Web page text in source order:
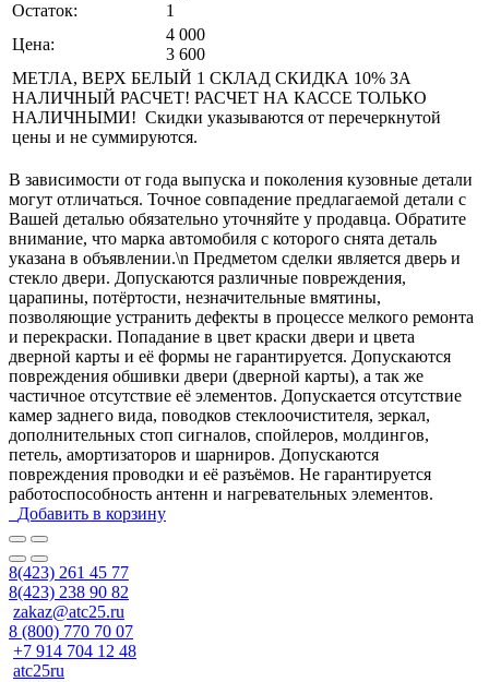
Остаток:
1
Цена:
4 000
3 600
МЕТЛА, ВЕРХ БЕЛЫЙ 1 СКЛАД СКИДКА 10% ЗА
НАЛИЧНЫЙ РАСЧЕТ! РАСЧЕТ НА КАССЕ ТОЛЬКО
НАЛИЧНЫМИ! Скидки указываются от перечеркнутой
цены и не суммируются.
В зависимости от года выпуска и поколения кузовные детали
могут отличаться. Точное совпадение предлагаемой детали с
Вашей деталью обязательно уточняйте у продавца. Обратите
внимание, что марка автомобиля с которого снята деталь
указана в объявлении.\n Предметом сделки является дверь и
стекло двери. Допускаются различные повреждения,
царапины, потёртости, незначительные вмятины,
позволяющие устранить дефекты в процессе мелкого ремонта
и перекраски. Попадание в цвет краски двери и цвета
дверной карты и её формы не гарантируется. Допускаются
повреждения обшивки двери (дверной карты), а так же
частичное отсутствие её элементов. Допускается отсутствие
камер заднего вида, поводков стеклоочистителя, зеркал,
дополнительных стоп сигналов, спойлеров, молдингов,
петель, амортизаторов и шарниров. Допускаются
повреждения проводки и её разъёмов. Не гарантируется
работоспособность антенн и нагревательных элементов.
Добавить в корзину
8(423) 261 45 77
8(423) 238 90 82
zakaz@atc25.ru
8 (800) 770 70 07
+7 914 704 12 48
atc25ru